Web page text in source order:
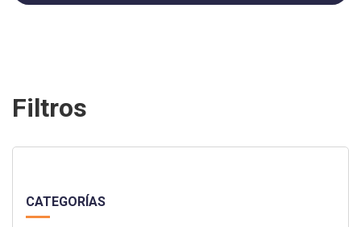
Filtros
CATEGORÍAS